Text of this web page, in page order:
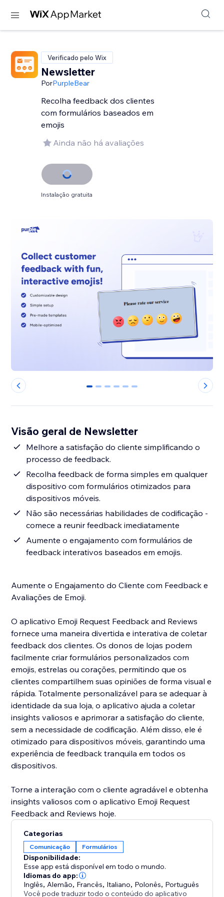
Verificado pelo Wix
Newsletter
PorPurpleBear
Recolha feedback dos clientes
com formulários baseados em
emojis
Ainda não há avaliações
Instalação gratuita
0 1 2 3 4 5
Visão geral de Newsletter
Melhore a satisfação do cliente simplificando o
processo de feedback.
Recolha feedback de forma simples em qualquer
dispositivo com formulários otimizados para
dispositivos móveis.
Não são necessárias habilidades de codificação -
comece a reunir feedback imediatamente
Aumente o engajamento com formulários de
feedback interativos baseados em emojis.
Aumente o Engajamento do Cliente com Feedback e
Avaliações de Emoji.
O aplicativo Emoji Request Feedback and Reviews
fornece uma maneira divertida e interativa de coletar
feedback dos clientes. Os donos de lojas podem
facilmente criar formulários personalizados com
emojis, estrelas ou corações, permitindo que os
clientes compartilhem suas opiniões de forma visual e
rápida. Totalmente personalizável para se adequar à
identidade da sua loja, o aplicativo ajuda a coletar
insights valiosos e aprimorar a satisfação do cliente,
sem a necessidade de codificação. Além disso, ele é
otimizado para dispositivos móveis, garantindo uma
experiência de feedback tranquila em todos os
dispositivos.
Torne a interação com o cliente agradável e obtenha
insights valiosos com o aplicativo Emoji Request
Feedback and Reviews hoje.
Categorias
Comunicação Formulários
Disponibilidade:
Esse app está disponível em todo o mundo.
Idiomas do app:
Inglês, Alemão, Francês, Italiano, Polonês, Português
Você pode traduzir todo o conteúdo do aplicativo